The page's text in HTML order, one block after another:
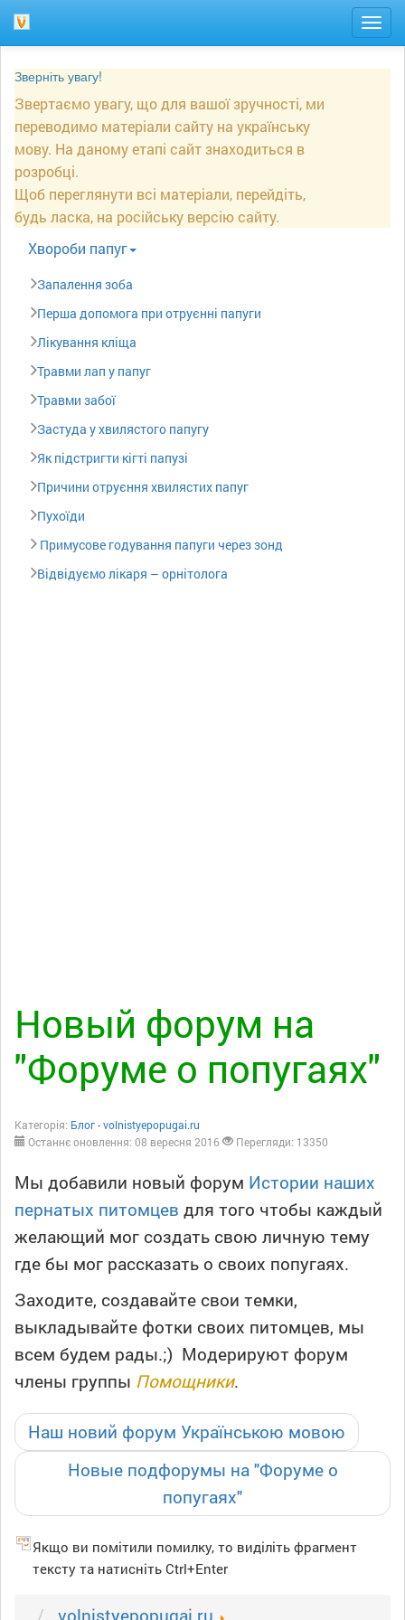
Зверніть увагу!
Звертаємо увагу, що для вашої зручності, ми
переводимо матеріали сайту на українську
мову. На даному етапі сайт знаходиться в
розробці.
Щоб переглянути всі матеріали, перейдіть,
будь ласка, на російську версію сайту.
Xвороби папуг
Запалення зоба
Перша допомога при отруєнні папуги
Лікування кліща
Травми лап у папуг
Травми забої
Застуда у хвилястого папугу
Як підстригти кігті папузі
Причини отруєння хвилястих папуг
Пухоїди
Примусове годування папуги через зонд
Відвідуємо лікаря – орнітолога
Новый форум на
"Форуме о попугаях"
Категорія: Блог - volnistyepopugai.ru
Останнє оновлення: 08 вересня 2016
Перегляди: 13350
Мы добавили новый форум Истории наших
пернатых питомцев для того чтобы каждый
желающий мог создать свою личную тему
где бы мог рассказать о своих попугаях.
Заходите, создавайте свои темки,
выкладывайте фотки своих питомцев, мы
всем будем рады.;) Модерируют форум
члены группы Помощники.
Наш новий форум Українською мовою
Новые подфорумы на "Форуме о
попугаях"
Якщо ви помітили помилку, то виділіть фрагмент
тексту та натисніть Ctrl+Enter
volnistyepopugai.ru